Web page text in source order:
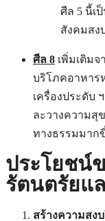
ศีล 5 นี้เ
สังคมสง
ศีล 8 เพิ่มเติม
บริโภคอาหาร
เครื่องประดับ
ละวางความสุ
ทางธรรมมาก
ประโยชน์
รัตนตรัยแ
สร้างความสง